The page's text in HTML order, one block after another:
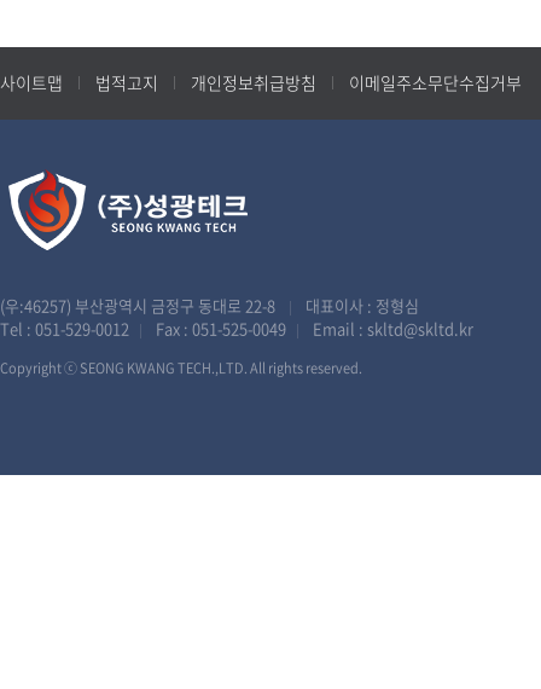
사이트맵 법적고지 개인정보취급방침 이메일주소무단수집거부
(우:46257) 부산광역시 금정구 동대로 22-8 |
대표이사 : 정형심
Tel : 051-529-0012 | Fax : 051-525-0049 | Email : skltd@skltd.kr
Copyright ⓒ SEONG KWANG TECH.,LTD. All rights reserved.